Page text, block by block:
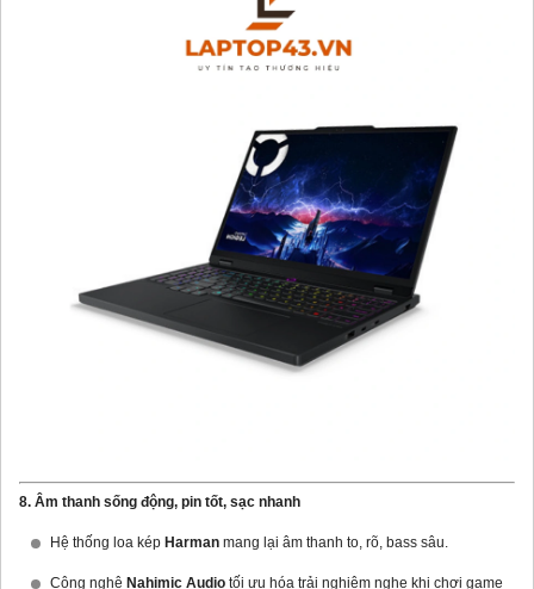
8. Âm thanh sống động, pin tốt, sạc nhanh
Hệ thống loa kép Harman mang lại âm thanh to, rõ, bass sâu.
Công nghệ Nahimic Audio tối ưu hóa trải nghiệm nghe khi chơi game